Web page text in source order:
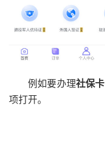
例如要办理社保卡
项打开。